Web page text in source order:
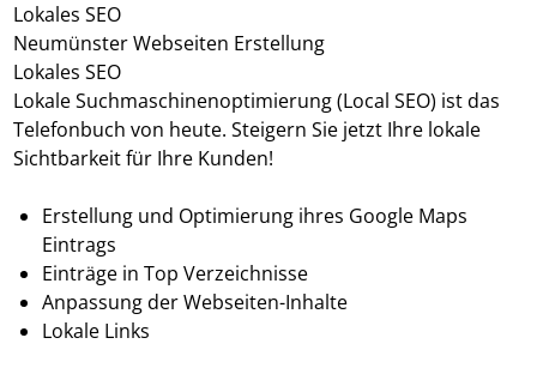
Lokales SEO
Neumünster Webseiten Erstellung
Lokales SEO
Lokale Suchmaschinenoptimierung (Local SEO) ist das
Telefonbuch von heute. Steigern Sie jetzt Ihre lokale
Sichtbarkeit für Ihre Kunden!
Erstellung und Optimierung ihres Google Maps
Eintrags
Einträge in Top Verzeichnisse
Anpassung der Webseiten-Inhalte
Lokale Links